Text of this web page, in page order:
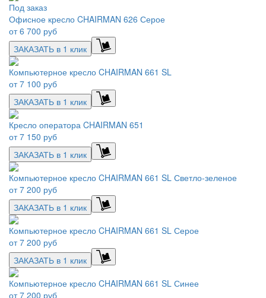
Под заказ
Офисное кресло CHAIRMAN 626 Серое
от6 700 руб
ЗАКАЗАТЬ в 1 клик
Компьютерное кресло CHAIRMAN 661 SL
от7 100 руб
ЗАКАЗАТЬ в 1 клик
Кресло оператора CHAIRMAN 651
от7 150 руб
ЗАКАЗАТЬ в 1 клик
Компьютерное кресло CHAIRMAN 661 SL Светло-зеленое
от7 200 руб
ЗАКАЗАТЬ в 1 клик
Компьютерное кресло CHAIRMAN 661 SL Серое
от7 200 руб
ЗАКАЗАТЬ в 1 клик
Компьютерное кресло CHAIRMAN 661 SL Синее
от7 200 руб